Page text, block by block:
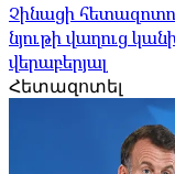
Չինացի
նյութի վաղուց
վերաբերյալ
Հետազոտել